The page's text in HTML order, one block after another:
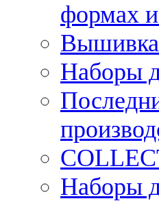
формах
Вышивка
Наборы
Наборы